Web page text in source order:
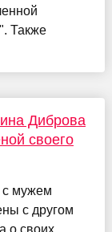
Также
Диброва
своего
с мужем
с другом